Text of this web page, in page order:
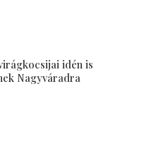
idén is
Nagyváradra